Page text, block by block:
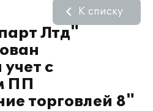
Лтд"
с
ПП
торговлей 8"
К списку